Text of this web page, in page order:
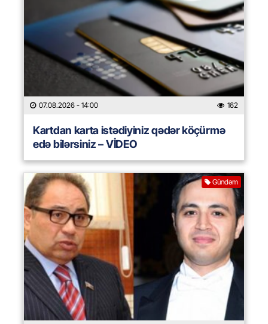
07.08.2026 - 14:00 162
Kartdan karta istədiyiniz qədər köçürmə
edə bilərsiniz – VİDEO
Gündəm